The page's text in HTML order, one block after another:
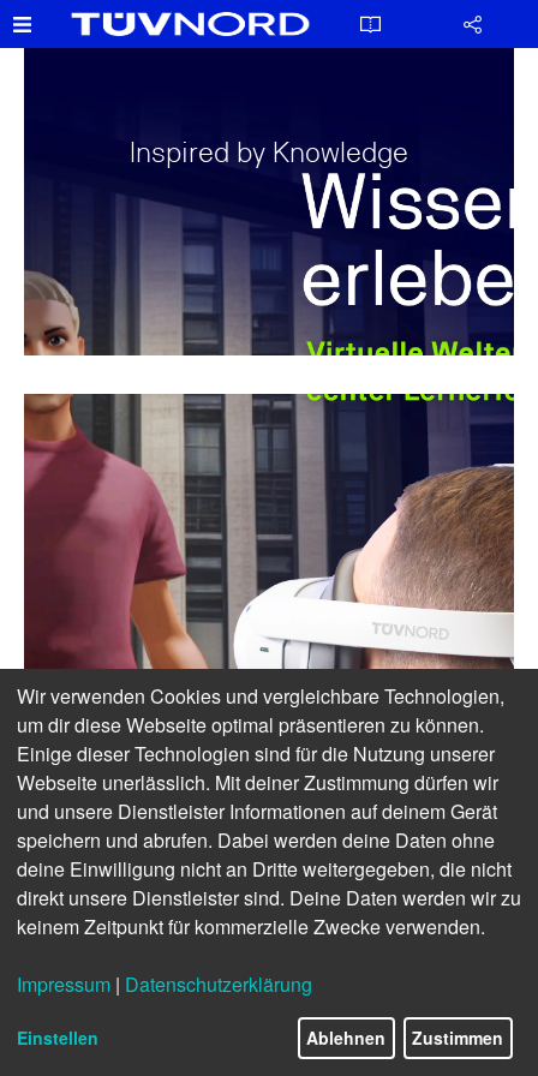
Inspired by Knowledge
Wir verwenden Cookies und vergleichbare Technologien,
um dir diese Webseite optimal präsentieren zu können.
Einige dieser Technologien sind für die Nutzung unserer
Webseite unerlässlich. Mit deiner Zustimmung dürfen wir
und unsere Dienstleister Informationen auf deinem Gerät
speichern und abrufen. Dabei werden deine Daten ohne
deine Einwilligung nicht an Dritte weitergegeben, die nicht
direkt unsere Dienstleister sind. Deine Daten werden wir zu
keinem Zeitpunkt für kommerzielle Zwecke verwenden.
Impressum | Datenschutzerklärung
Einstellen Ablehnen Zustimmen